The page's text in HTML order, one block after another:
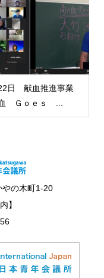
日 献血推進事業
血 Ｇｏｅｓ ...
やの木町1-20
】